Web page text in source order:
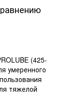
(425-
умеренного
тяжелой